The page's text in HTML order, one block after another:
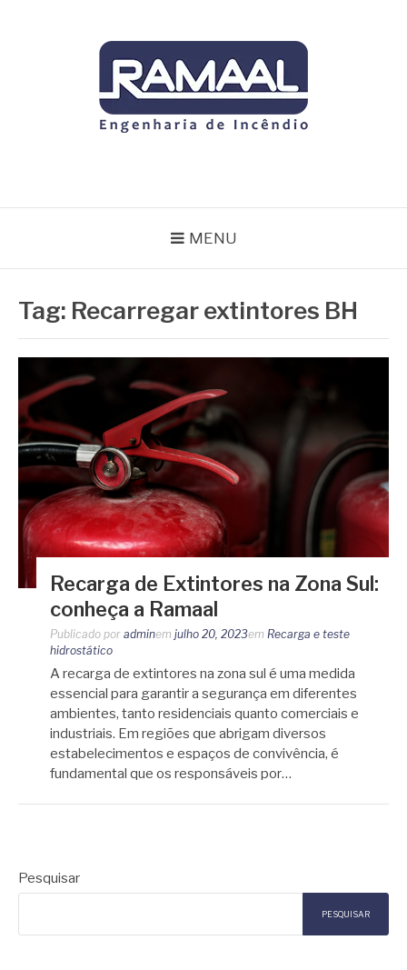
MENU
Tag: Recarregar extintores BH
Recarga de Extintores na Zona Sul:
conheça a Ramaal
Publicado por adminem julho 20, 2023em Recarga e teste
hidrostático
A recarga de extintores na zona sul é uma medida
essencial para garantir a segurança em diferentes
ambientes, tanto residenciais quanto comerciais e
industriais. Em regiões que abrigam diversos
estabelecimentos e espaços de convivência, é
fundamental que os responsáveis por…
Pesquisar
PESQUISAR